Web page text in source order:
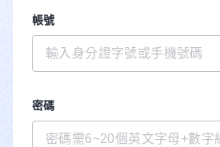
帳號
密碼